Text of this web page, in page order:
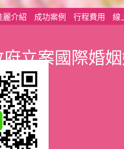
麗介紹 成功案例 行程費用 線
立案國際婚